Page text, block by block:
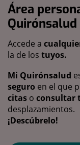
Área
Quirónsalud
Accede a
la de los tuyos.
Mi Quirónsalud
seguro en el que
citas o consultar
desplazamientos.
¡Descúbrelo!